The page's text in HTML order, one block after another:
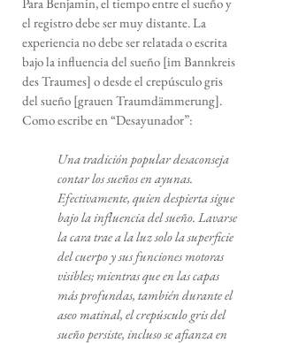
el registro debe ser muy distante. La
experiencia no debe ser relatada o escrita
bajo la influencia del sueño [im Bannkreis
des Traumes] o desde el crepúsculo gris
del sueño [grauen Traumdämmerung].
Como escribe en “Desayunador”:
Una tradición popular desaconseja
contar los sueños en ayunas.
Efectivamente, quien despierta sigue
bajo la influencia del sueño. Lavarse
la cara trae a la luz solo la superficie
del cuerpo y sus funciones motoras
visibles; mientras que en las capas
más profundas, también durante el
aseo matinal, el crepúsculo gris del
sueño persiste, incluso se afianza en